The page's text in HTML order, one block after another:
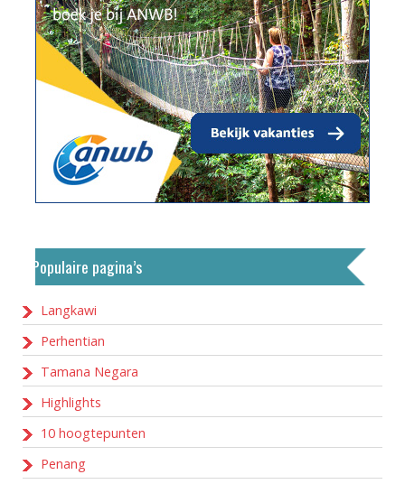
Populaire pagina’s
Langkawi
Perhentian
Tamana Negara
Highlights
10 hoogtepunten
Penang